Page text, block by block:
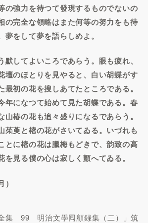
の強力を待つて發現するものでないの
の完全な領略はまた何等の努力をも待
夢をして夢を語らしめよ。
してよいころであらう。眼も疲れ、
壇のほとりを見やると、白い胡蝶がす
最初の花を搜しあてたところである。
年になつて始めて見た胡蝶である。春
山椿の花も追々盛りになるであらう。
茱萸と樒の花がさいてゐる。いづれも
とに樒の花は臘梅もどきで、韵致の高
を見る僕の心は寂しく顫へてゐる。
集 99 明治文學囘顧録集（二）」筑